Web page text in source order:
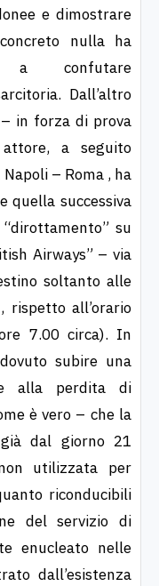
e dimostrare
nulla ha
a confutare
Dall’altro
in forza di prova
attore, a seguito
– Roma , ha
quella successiva
su
Airways” – via
soltanto alle
rispetto all’orario
7.00 circa). In
subire una
alla perdita di
è vero – che la
già dal giorno 21
utilizzata per
riconducibili
del servizio di
enucleato nelle
dall’esistenza